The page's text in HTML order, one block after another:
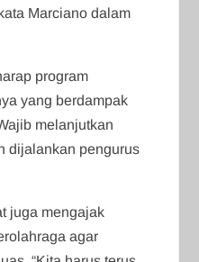
Marciano dalam
program
yang berdampak
melanjutkan
dijalankan pengurus
juga mengajak
agar